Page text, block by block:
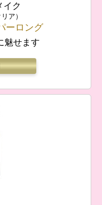
イク
ア）
ーロング
魅せます